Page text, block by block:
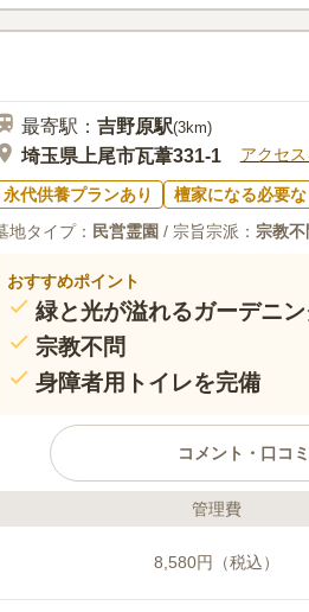
最寄駅： 吉野原駅(3km)
埼玉県上尾市瓦葦331-1 アクセ
永代供養プランあり 檀家になる必要な
地タイプ： 民営霊園 / 宗旨宗派： 宗教不
おすすめポイント
緑と光が溢れるガーデニ
宗教不問
身障者用トイレを完備
コメント・口コ
ライフドット編集部のコメント
た明るい雰囲気の地域密着型
る地元の石材店を指定石材店
管理費
8,580円（税込）